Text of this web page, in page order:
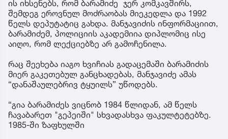
ის იხსენებს, რომ ბარამიძე ჯერ კომკავშირს,
შემდეგ ეროვნულ მოძრაობას მიეკედლა და 1992
წელს დეპუტატიც გახდა. მანჯავიძის ინფორმაციით,
ბარამიძემ, პოლიციის აკადემიია დიპლომიც ისე
აიღო, რომ ლექციებზე არ გამოჩენილა.
რაც შეეხება იაგო ხვიჩიას გადაცემაში ბარამიძის
მიერ გაკეთებულ განცხადებას, მანჯავიძე ამას
“დანაშაულებრივ ტყუილს” უწოდებს.
“გია ბარამიძეს ვიცნობ 1984 წლიდან, ამ წელს
ჩავაბარეთ "გეპეიში" სხვადასხვა ფაკულტეტებზე.
1985-ში ზაფხულში